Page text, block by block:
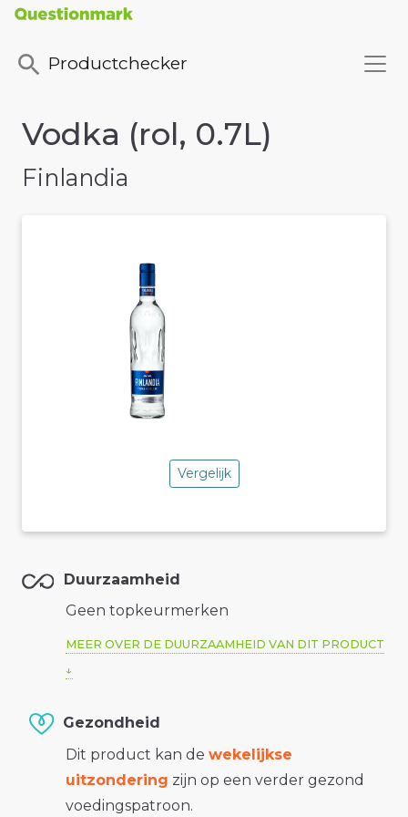
Productchecker
Vodka (rol, 0.7L)
Finlandia
Vergelijk
Duurzaamheid
Geen topkeurmerken
MEER OVER DE DUURZAAMHEID VAN DIT PRODUCT
Gezondheid
Dit product kan de wekelijkse
uitzondering zijn op een verder gezond
voedingspatroon.